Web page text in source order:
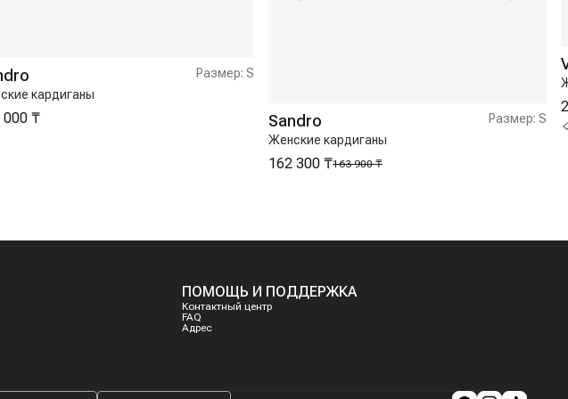
кардиганы
Размер: S
000 ₸ Sandro
Женские кардиганы
Размер: S
163 900 ₸
162 300 ₸
ПОМОЩЬ И ПОДДЕРЖКА
Контактный центр
FAQ
Адрес